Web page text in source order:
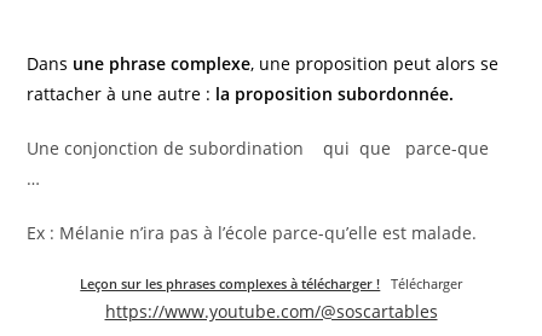
Dans une phrase complexe, une proposition peut alors se
rattacher à une autre : la proposition subordonnée.
Une conjonction de subordination qui que parce-que
…
Ex : Mélanie n’ira pas à l’école parce-qu’elle est malade.
Leçon sur les phrases complexes à télécharger ! Télécharger
https://www.youtube.com/@soscartables